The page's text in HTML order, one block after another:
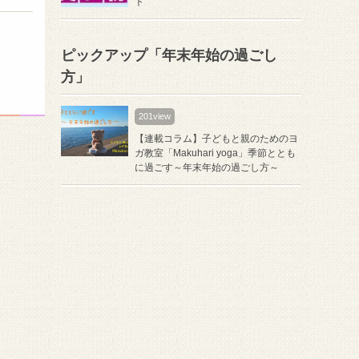
ピックアップ「年末年始の過ごし
方」
201view
【連載コラム】子どもと親のためのヨ
ガ教室「Makuhari yoga」季節ととも
に過ごす～年末年始の過ごし方～